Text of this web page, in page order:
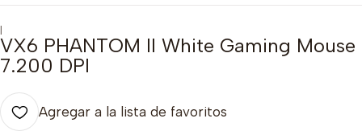
|
VX6 PHANTOM II White Gaming Mouse
7.200 DPI
Agregar a la lista de favoritos